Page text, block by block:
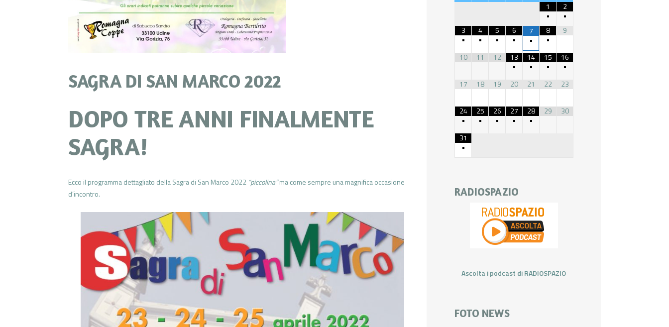
SAGRA DI SAN MARCO 2022
DOPO TRE ANNI FINALMENTE
SAGRA!
Ecco il programma dettagliato della Sagra di San Marco 2022 “piccolina”ma come sempre una magnifica occasione
d’incontro.
1
•
2
•
3
•
4
•
5
•
6
•
7
•
8
•
9
10 11 12
13
•
14
•
15
•
16
•
17
18 19 20 21 22 23
24
•
25
•
26
•
27
•
28
•
29 30
31
•
RADIOSPAZIO
Ascolta i podcast di RADIOSPAZIO
FOTO NEWS